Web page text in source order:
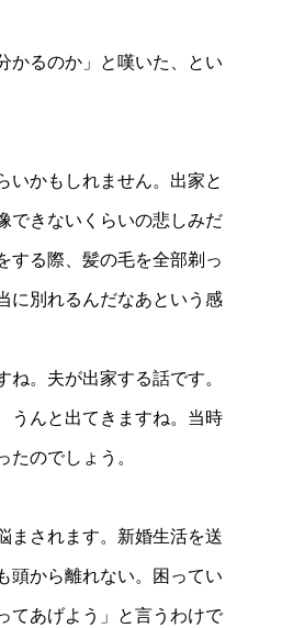
かるのか」と嘆いた、とい
かもしれません。出家と
できないくらいの悲しみだ
する際、髪の毛を全部剃っ
に別れるんだなあという感
。夫が出家する話です。
うんと出てきますね。当時
のでしょう。
まされます。新婚生活を送
頭から離れない。困ってい
てあげよう」と言うわけで